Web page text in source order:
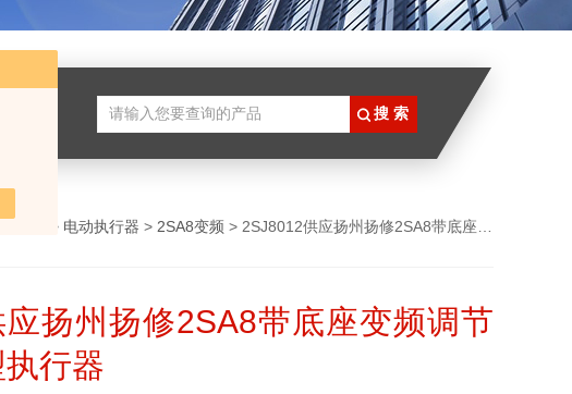
> 电动执行器 > 2SA8变频 > 2SJ8012供应扬州扬修2SA8带底座变频调节型执行器
应扬州扬修2SA8带底座变频调节
行器